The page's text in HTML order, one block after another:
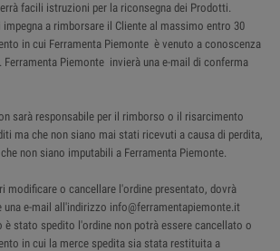
facili istruzioni per la riconsegna dei Prodotti.
a rimborsare il Cliente al massimo entro 30
in cui Ferramenta Piemonte è venuto a conoscenza
Piemonte invierà una e-mail di conferma
sarà responsabile per il rimborso o il risarcimento
ma che non siano mai stati ricevuti a causa di perdita,
non siano imputabili a Ferramenta Piemonte.
modificare o cancellare l'ordine presentato, dovrà
una e-mail all'indirizzo info@ferramentapiemonte.it
è stato spedito l'ordine non potrà essere cancellato o
in cui la merce spedita sia stata restituita a